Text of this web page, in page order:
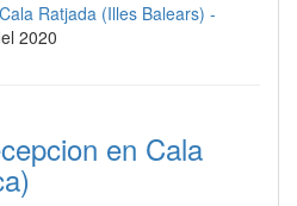
Cala Ratjada (Illes Balears) -
2020
en Cala